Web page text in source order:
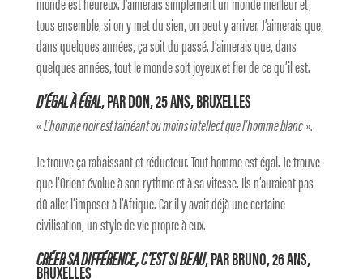
tous ensemble, si on y met du sien, on peut y arriver. J’aimerais que,
dans quelques années, ça soit du passé. J’aimerais que, dans
quelques années, tout le monde soit joyeux et fier de ce qu’il est.
D’ÉGAL À ÉGAL, PAR DON, 25 ANS, BRUXELLES
«L’homme noir est fainéant ou moins intellect que l’homme blanc».
Je trouve ça rabaissant et réducteur. Tout homme est égal. Je trouve
que l’Orient évolue à son rythme et à sa vitesse. Ils n’auraient pas
dû aller l’imposer à l’Afrique. Car il y avait déjà une certaine
civilisation, un style de vie propre à eux.
CRÉER SA DIFFÉRENCE, C’EST SI BEAU, PAR BRUNO, 26 ANS,
BRUXELLES